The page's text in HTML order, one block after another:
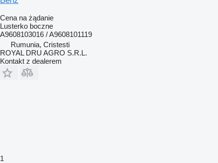
Cena na żądanie
Lusterko boczne
A9608103016 / A9608101119
Rumunia, Cristesti
ROYAL DRU AGRO S.R.L.
Kontakt z dealerem
1